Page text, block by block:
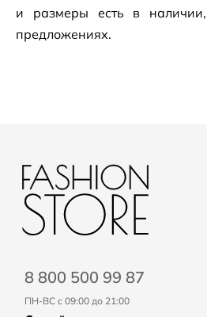
и размеры есть в
предложениях.
8 800 500 99 87
ПН-ВС с 09:00 до 21:00